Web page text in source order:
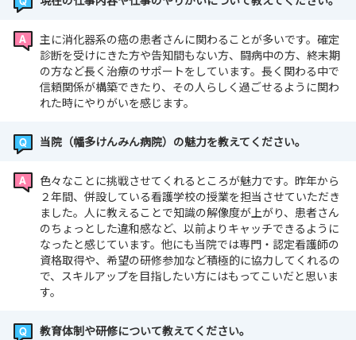
主に消化器系の癌の患者さんに関わることが多いです。確定
診断を受けにきた方や告知間もない方、闘病中の方、終末期
の方など長く治療のサポートをしています。長く関わる中で
信頼関係が構築できたり、その人らしく過ごせるように関わ
れた時にやりがいを感じます。
当院（幡多けんみん病院）の魅力を教えてください。
色々なことに挑戦させてくれるところが魅力です。昨年から
２年間、併設している看護学校の授業を担当させていただき
ました。人に教えることで知識の解像度が上がり、患者さん
のちょっとした違和感など、以前よりキャッチできるように
なったと感じています。他にも当院では専門・認定看護師の
資格取得や、希望の研修参加など積極的に協力してくれるの
で、スキルアップを目指したい方にはもってこいだと思いま
す。
教育体制や研修について教えてください。